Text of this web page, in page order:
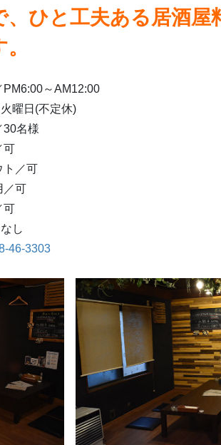
、ひと工夫ある居酒屋
PM6:00～AM12:00
曜日(不定休)
30名様
ト／可
／可
可
し
46-3303